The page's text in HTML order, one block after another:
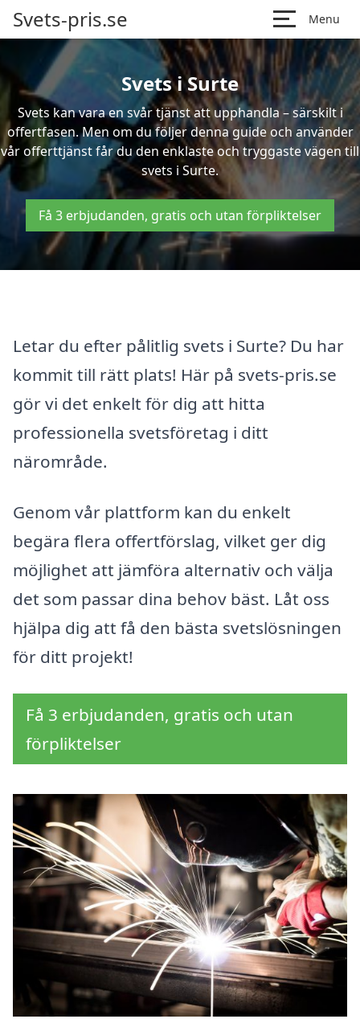
Svets-pris.se Menu
Svets i Surte
Svets kan vara en svår tjänst att upphandla – särskilt i
offertfasen. Men om du följer denna guide och använder
vår offerttjänst får du den enklaste och tryggaste vägen till
svets i Surte.
Få 3 erbjudanden, gratis och utan förpliktelser
Letar du efter pålitlig svets i Surte? Du har
kommit till rätt plats! Här på svets-pris.se
gör vi det enkelt för dig att hitta
professionella svetsföretag i ditt
närområde.
Genom vår plattform kan du enkelt
begära flera offertförslag, vilket ger dig
möjlighet att jämföra alternativ och välja
det som passar dina behov bäst. Låt oss
hjälpa dig att få den bästa svetslösningen
för ditt projekt!
Få 3 erbjudanden, gratis och utan
förpliktelser